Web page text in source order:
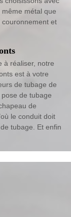
métal que
et
à réaliser, notre
est à votre
de tubage de
de tubage
de
le conduit doit
tubage. Et enfin